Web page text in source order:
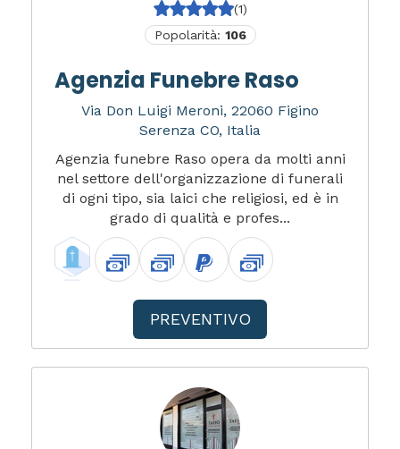
(1)
Popolarità: 106
Agenzia Funebre Raso
Via Don Luigi Meroni, 22060 Figino
Serenza CO, Italia
Agenzia funebre Raso opera da molti anni
nel settore dell'organizzazione di funerali
di ogni tipo, sia laici che religiosi, ed è in
grado di qualità e profes...
PREVENTIVO